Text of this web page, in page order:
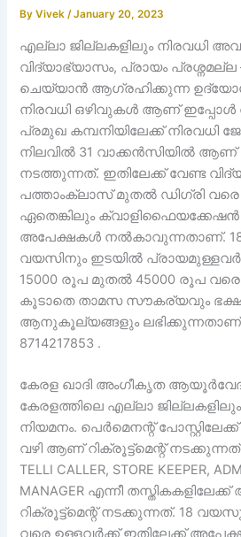
ByVivek/January 20, 2023
എല്ലാ ജില്ലകളിലും നിരവധി
വിദ്യാഭ്യാസം, പ്രായം
ചെയ്യാൻ ആഗ്രഹിക്കുന്ന
നിരവധി ഒഴിവുകൾ ആണ് ഇപ്പോൾ
പ്രമുഖ കമ്പനിയിലേക്ക് നിരവധി
നിലവിൽ 31 വാക്കൻസിയിൽ ആണ്
നടത്തുന്നത്. ഇതിലേക്ക് വേണ്ട
പത്താംക്ലാസ് മുതൽ ഡിഗ്രി
ഏതെങ്കിലും
അപേക്ഷകൾ നൽകാവുന്നതാണ്.
വയസിനും ഇടയിൽ
15000 രൂപ മുതൽ 45000 രൂപ
കൂടാതെ താമസ സൗകര്യവും
ആനുകൂല്യങ്ങളും
8714217853 .
കേരള ഖാദി അംഗീകൃത
കേരളത്തിലെ എല്ലാ
നിയമനം. പെർമെനന്റ്
വഴി ആണ് റിക്രൂട്ട്മെന്റ് നടക്കുന്നത്.
TELLI CALLER, STORE KEEPER,
MANAGER എന്നീ
റിക്രൂട്ട്മെന്റ് നടക്കുന്നത്. 18
വരെ ഉള്ളവർക്ക് ഇതിലേക്ക്